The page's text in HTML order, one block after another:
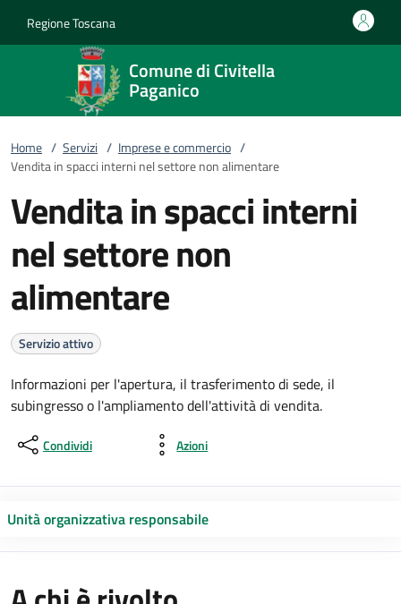
Regione Toscana
Comune di Civitella
Paganico
Home / Servizi / Imprese e commercio /
Vendita in spacci interni nel settore non alimentare
Vendita in spacci interni
nel settore non
alimentare
Servizio attivo
Informazioni per l'apertura, il trasferimento di sede, il
subingresso o l'ampliamento dell'attività di vendita.
Condividi Azioni
Unità organizzativa responsabile